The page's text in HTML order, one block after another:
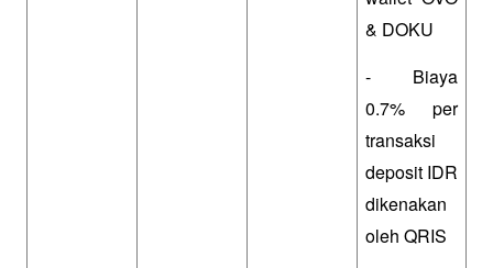
& DOKU
- Biaya
0.7% per
transaksi
deposit IDR
dikenakan
oleh QRIS